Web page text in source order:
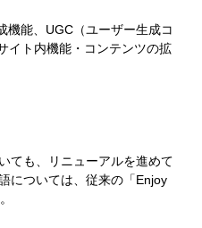
機能、UGC（ユーザー生成コ
イト内機能・コンテンツの拡
ても、リニューアルを進めて
については、従来の「Enjoy